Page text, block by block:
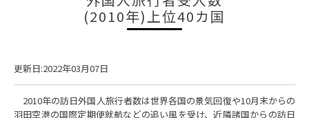
(2010年)上位40カ国
更新日:2022年03月07日
2010年の訪日外国人旅行者数は世界各国の景気回復や10月末からの
羽田空港の国際定期便就航などの追い風を受け、近隣諸国からの訪日